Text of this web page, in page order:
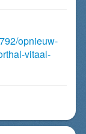
opnieuw-
vitaal-